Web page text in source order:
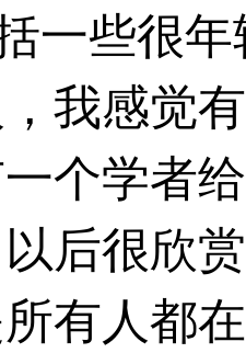
一些很
我感觉
个学者
后很欣
有人都